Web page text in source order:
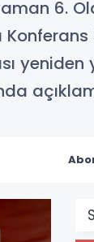
6.
yeniden